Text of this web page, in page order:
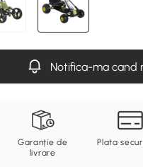
Notifica-ma cand
Garanție de
livrare
Plata